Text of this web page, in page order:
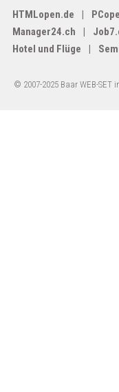
HTMLopen.de
Manager24.ch
Hotel und Flüge
© 2007-2025 Baar WEB-SET